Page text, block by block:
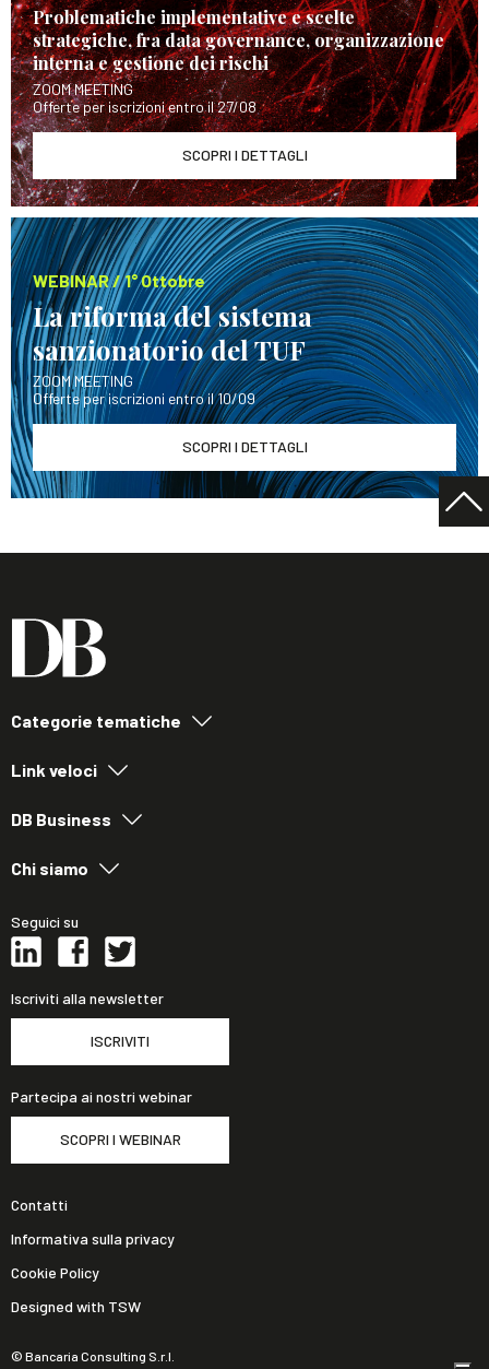
Problematiche implementative e scelte
strategiche, fra data governance, organizzazione
interna e gestione dei rischi
ZOOM MEETING
Offerte per iscrizioni entro il 27/08
SCOPRI I DETTAGLI
WEBINAR / 1° Ottobre
La riforma del sistema
sanzionatorio del TUF
ZOOM MEETING
Offerte per iscrizioni entro il 10/09
SCOPRI I DETTAGLI
Categorie tematiche
Link veloci
DB Business
Chi siamo
Seguici su
Iscriviti alla newsletter
ISCRIVITI
Partecipa ai nostri webinar
SCOPRI I WEBINAR
© Bancaria Consulting S.r.l.
Contatti
Informativa sulla privacy
Cookie Policy
Designed with TSW